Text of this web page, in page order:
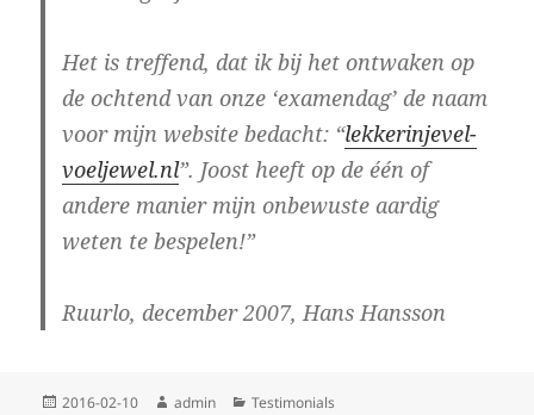
Het is treffend, dat ik bij het ontwaken op
de ochtend van onze ‘examendag’ de naam
voor mijn website bedacht: “lekkerinjevel-
voeljewel.nl”. Joost heeft op de één of
andere manier mijn onbewuste aardig
weten te bespelen!”
Ruurlo, december 2007, Hans Hansson
Posted
2016-02-10 Author
admin Categories
Testimonials